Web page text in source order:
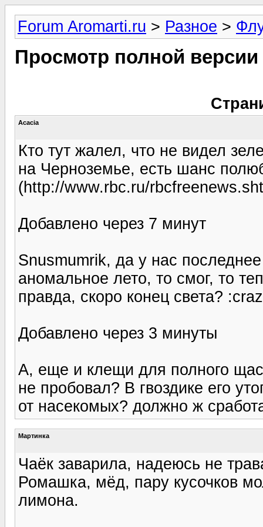
Forum Aromarti.ru > Разное >
Просмотр полной
Acacia
Кто тут жалел, что не видел
на Черноземье, есть шанс
(http://www.rbc.ru/
Добавлено через 7 минут
Snusmumrik, да у нас
аномальное лето, то смог, то
правда, скоро конец света?
Добавлено через 3 минуты
А, еще и клещи для полного
не пробовал? В гвоздике его
от насекомых? должно ж
Мартинка
Чаёк заварила, надеюсь не
Ромашка, мёд, пару кусочков
лимона.